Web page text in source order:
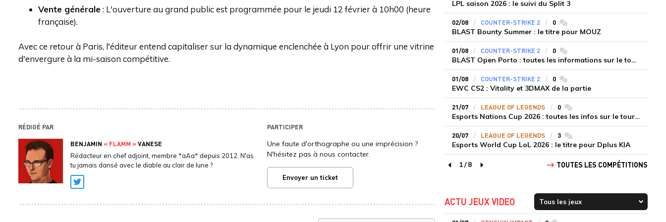
Vente générale: L'ouverture au grand public est programmée pour le jeudi 12 février à 10h00 (heure
française).
Avec ce retour à Paris, l'éditeur entend capitaliser sur la dynamique enclenchée à Lyon pour offrir une vitrine
d'envergure à la mi-saison compétitive.
RÉDIGÉ PAR
BENJAMIN « FLAMM »VANESE
Rédacteur en chef adjoint, membre *aAa* depuis 2012. N'as
tu jamais dansé avec le diable au clair de lune ?
Twitter
PARTICIPER
Une faute d'orthographe ou une imprécision ?
N'hésitez pas à nous contacter.
Envoyer un ticket
LPL saison 2026 : le suivi du Split 3
02/08 COUNTER-STRIKE 2 0commentaires
BLAST Bounty Summer : le titre pour MOUZ
01/08 COUNTER-STRIKE 2 0commentaires
BLAST Open Porto : toutes les informations sur le tournoi
01/08 COUNTER-STRIKE 2 0commentaires
EWC CS2 : Vitality et 3DMAX de la partie
21/07 LEAGUE OF LEGENDS 0commentaires
Esports Nations Cup 2026 : toutes les infos sur le tournoi
20/07 LEAGUE OF LEGENDS 3commentaires
Esports World Cup LoL 2026 : le titre pour Dplus KIA
page précédente
1/8
page suivante
TOUTES LES COMPÉTITIONS
ACTU JEUX VIDEO